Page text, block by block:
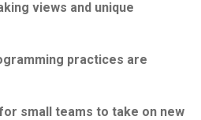
views and unique
practices are
small teams to take on new